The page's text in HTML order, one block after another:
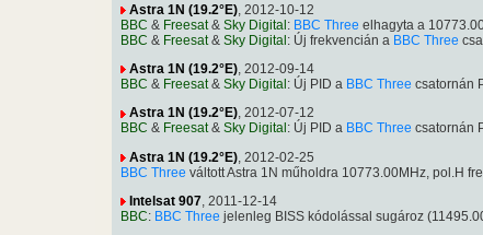
Astra 1N (19.2°E), 2012-10-12
BBC & Freesat& Sky Digital : BBC Three elhagyta a
BBC & Freesat& Sky Digital : Új frekvencián a BBC Three
Astra 1N (19.2°E), 2012-09-14
BBC & Freesat& Sky Digital : Új PID a BBC Three csatornán
Astra 1N (19.2°E), 2012-07-12
BBC & Freesat& Sky Digital : Új PID a BBC Three csatornán
Astra 1N (19.2°E) , 2012-02-25
BBC Three váltott Astra 1N műholdra 10773.00MHz, pol.H
Intelsat 907, 2011-12-14
BBC: BBC Three jelenleg BISS kódolással sugároz